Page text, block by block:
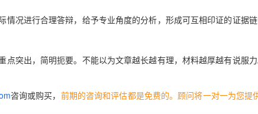
进行合理答辩，给予专业角度的分析，形成可互相印证的证据链
突出，简明扼要。不能以为文章越长越有理，材料越厚越有说服
咨询或购买， 前期的咨询和评估都是免费的。顾问将一对一为您提